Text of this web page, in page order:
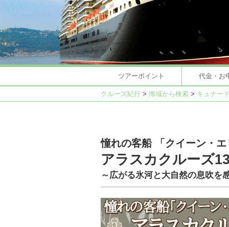
ツアーポイント 代金・お
クルーズ紀行 > 海域から検索 > キュナー
憧れの客船 「クイーン・
アラスカクルーズ
～広がる氷河と大自然の息吹を